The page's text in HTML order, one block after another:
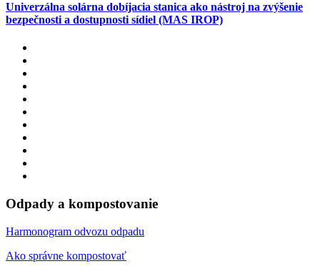
Univerzálna solárna dobíjacia stanica ako nástroj na zvýšenie
bezpečnosti a dostupnosti sídiel (MAS IROP)
Odpady a kompostovanie
Harmonogram odvozu odpadu
Ako správne kompostovať